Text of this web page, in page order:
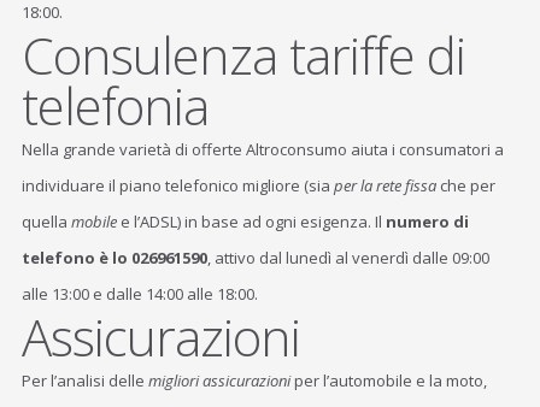
18:00.
Consulenza tariffe di
telefonia
Nella grande varietà di offerte Altroconsumo aiuta i consumatori a
individuare il piano telefonico migliore (sia per la rete fissache per
quella mobilee l’ADSL) in base ad ogni esigenza. Il numero di
telefono è lo 026961590, attivo dal lunedì al venerdì dalle 09:00
alle 13:00 e dalle 14:00 alle 18:00.
Assicurazioni
Per l’analisi delle migliori assicurazioniper l’automobile e la moto,